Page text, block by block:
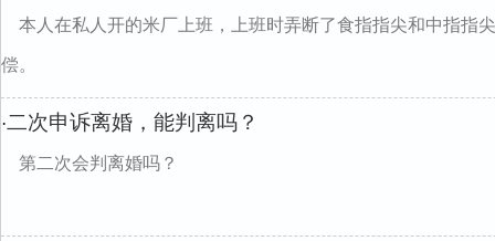
本人在私人开的米厂上班，上班时弄断了食指指尖和中指指
偿。
·二次申诉离婚，能判离吗？
第二次会判离婚吗？